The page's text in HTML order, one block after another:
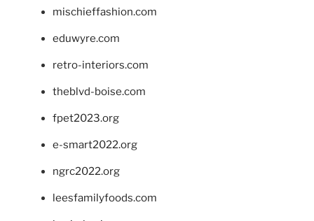
mischieffashion.com
eduwyre.com
retro-interiors.com
theblvd-boise.com
fpet2023.org
e-smart2022.org
ngrc2022.org
leesfamilyfoods.com